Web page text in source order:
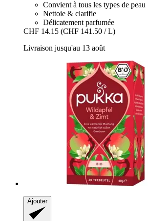
Convient à tous les types de peau
Nettoie & clarifie
Délicatement parfumée
CHF 14.15 (CHF 141.50 / L)
Livraison jusqu'au 13 août
Ajouter